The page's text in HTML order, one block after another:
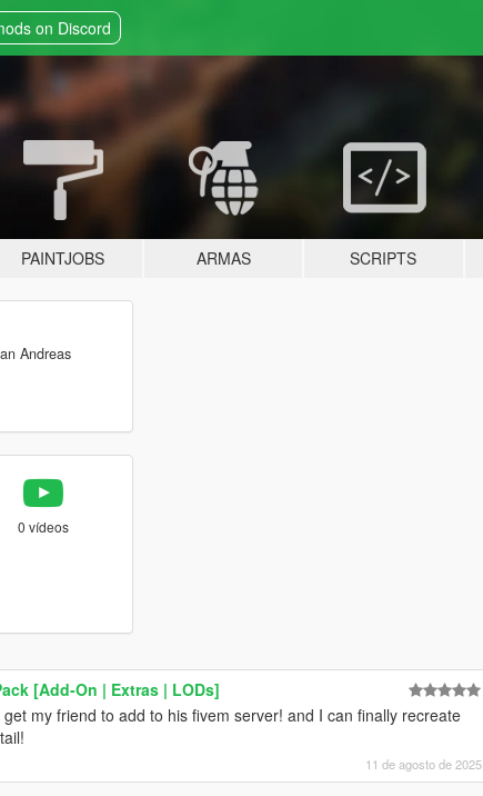
on Discord
PAINTJOBS ARMAS SCRIPTS
Andreas
0 vídeos
[Add-On | Extras | LODs]
my friend to add to his fivem server! and I can finally recreate
11 de agosto de 2025